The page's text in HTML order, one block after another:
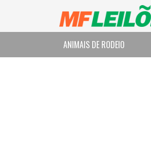
ANIMAIS DE RODEIO